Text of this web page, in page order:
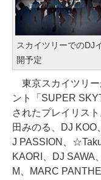
スカイツリーでのDJ
開予定
東京スカイツリー
ント「SUPER
されたプレイリス
田みのる、DJ
J PASSION、
KAORI、DJ SAWA
M、MARC